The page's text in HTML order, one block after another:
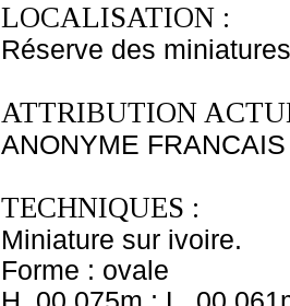
LOCALISATION :
Réserve des
ATTRIBUTION
ANONYME
TECHNIQUES :
Miniature sur ivoire.
Forme : ovale